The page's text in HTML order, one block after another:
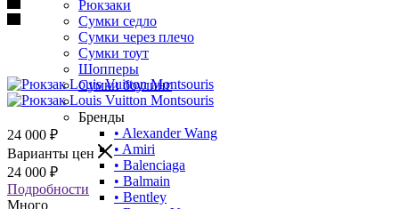
Рюкзаки
Сумки седло
Сумки через плечо
Сумки тоут
Шопперы
Сумки боулинг
Бренды
• Alexander Wang
• Amiri
• Balenciaga
• Balmain
• Bentley
24 000 ₽
Варианты цен
24 000 ₽
Подробности
Много